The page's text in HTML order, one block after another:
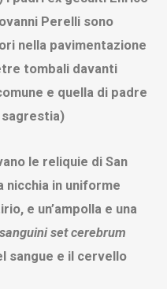
Perelli sono
nella pavimentazione
tombali davanti
e quella di padre
sagrestia)
le reliquie di San
nicchia in uniforme
e un’ampolla e una
set cerebrum
sangue e il cervello